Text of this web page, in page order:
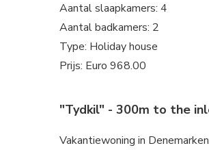
Aantal slaapkamers: 4
Aantal badkamers: 2
Type: Holiday house
Prijs: Euro 968.00
"Tydkil" - 300m to the
Vakantiewoning in Denemarken